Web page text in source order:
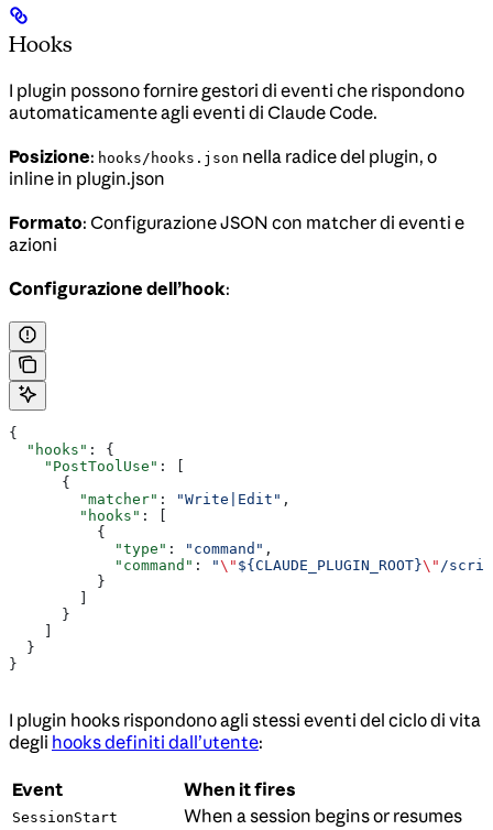
Hooks
I plugin possono fornire gestori di eventi che rispondono
automaticamente agli eventi di Claude Code.
Posizione: hooks/hooks.json nella radice del plugin, o
inline in plugin.json
Formato: Configurazione JSON con matcher di eventi e
azioni
Configurazione dell’hook:
{
  "hooks"
: {
    "PostToolUse"
: [
      {
        "matcher"
: "Write|Edit" ,
        "hooks"
: [
          {
            "type"
: "command" ,
            "command"
: "\" ${CLAUDE_PLUGIN_ROOT}\" /
          }
      }
  }
}
I plugin hooks rispondono agli stessi eventi del ciclo di vita
degli hooks definiti dall’utente:
Event When it fires
SessionStart When a session begins or resumes